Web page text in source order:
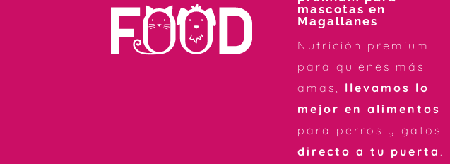
mascotas en
Magallanes
Nutrición premium
para quienes más
amas, llevamos lo
mejor en alimentos
para perros y gatos
directo a tu puerta .